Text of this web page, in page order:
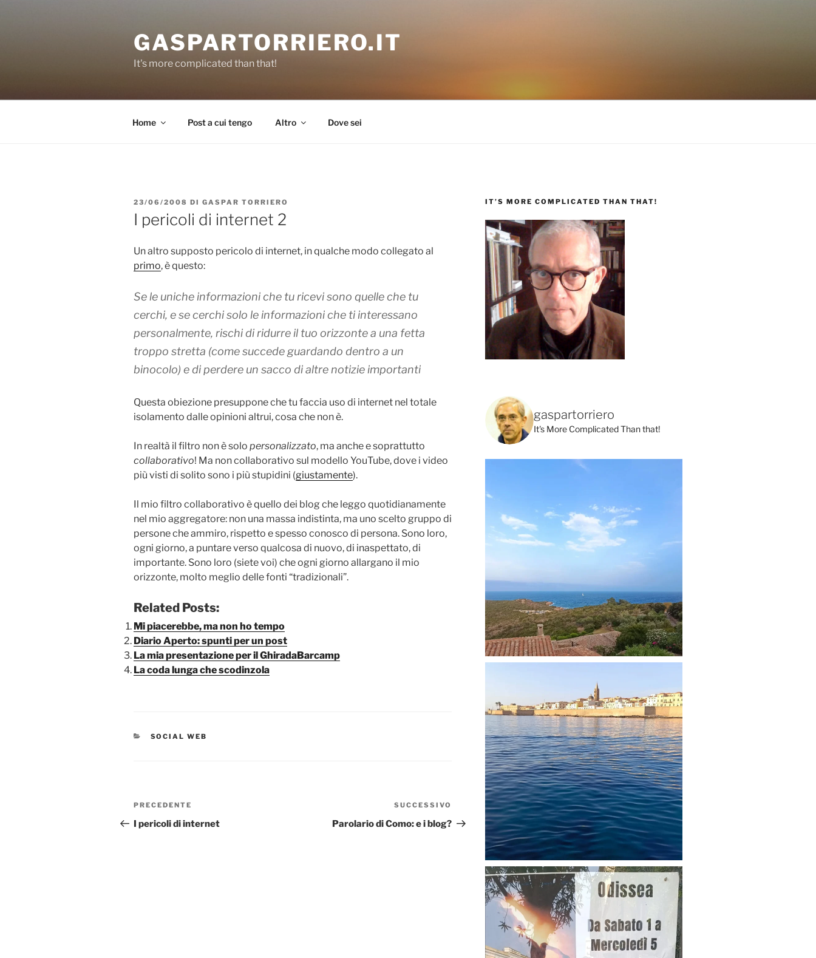
GASPARTORRIERO.IT
It's more complicated than that!
Home Post a cui tengo Altro Dove sei
PUBBLICATO
IL
23/06/2008 DI GASPAR TORRIERO
I pericoli di internet 2
Un altro supposto pericolo di internet, in qualche modo collegato al
primo, è questo:
Se le uniche informazioni che tu ricevi sono quelle che tu
cerchi, e se cerchi solo le informazioni che ti interessano
personalmente, rischi di ridurre il tuo orizzonte a una fetta
troppo stretta (come succede guardando dentro a un
binocolo) e di perdere un sacco di altre notizie importanti
Questa obiezione presuppone che tu faccia uso di internet nel totale
isolamento dalle opinioni altrui, cosa che non è.
In realtà il filtro non è solo personalizzato, ma anche e soprattutto
collaborativo! Ma non collaborativo sul modello YouTube, dove i video
più visti di solito sono i più stupidini (giustamente).
Il mio filtro collaborativo è quello dei blog che leggo quotidianamente
nel mio aggregatore: non una massa indistinta, ma uno scelto gruppo di
persone che ammiro, rispetto e spesso conosco di persona. Sono loro,
ogni giorno, a puntare verso qualcosa di nuovo, di inaspettato, di
importante. Sono loro (siete voi) che ogni giorno allargano il mio
orizzonte, molto meglio delle fonti “tradizionali”.
Related Posts:
Mi piacerebbe, ma non ho tempo
Diario Aperto: spunti per un post
La mia presentazione per il GhiradaBarcamp
La coda lunga che scodinzola
CATEGORIE
SOCIAL WEB
Navigazione
articoli
Articolo
precedente:
PRECEDENTE
I pericoli di internet
Articolo
successivo
SUCCESSIVO
Parolario di Como: e i blog?
IT’S MORE COMPLICATED THAN THAT!
gaspartorriero
It's More Complicated Than that!